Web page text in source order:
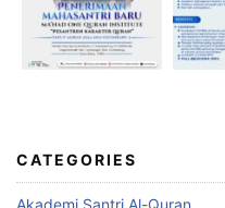
CATEGORIES